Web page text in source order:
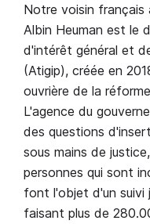
Notre voisin
Albin Heuman est le
d'intérêt général et
(Atigip), créée en
ouvrière de la
L'agence du
des questions
sous mains de
personnes qui sont
font l'objet d'un suivi
faisant plus de